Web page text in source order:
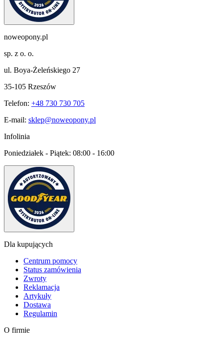
noweopony.pl
sp. z o. o.
ul. Boya-Żeleńskiego 27
35-105 Rzeszów
Telefon: +48 730 730 705
E-mail: sklep@noweopony.pl
Infolinia
Poniedziałek - Piątek: 08:00 - 16:00
Dla kupujących
Centrum pomocy
Status zamówienia
Zwroty
Reklamacja
Artykuły
Dostawa
Regulamin
O firmie